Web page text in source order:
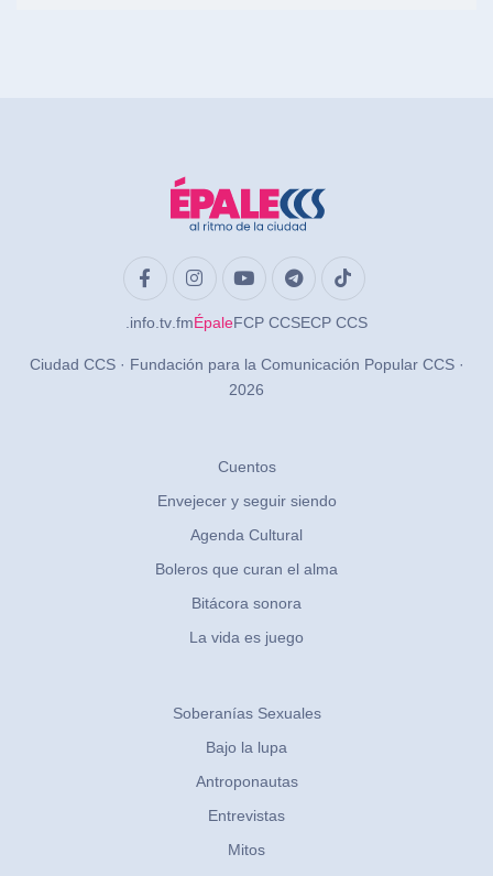
.info .tv .fmÉpaleFCP CCSECP CCS
Ciudad CCS · Fundación para la Comunicación Popular CCS ·
2026
Cuentos
Envejecer y seguir siendo
Agenda Cultural
Boleros que curan el alma
Bitácora sonora
La vida es juego
Soberanías Sexuales
Bajo la lupa
Antroponautas
Entrevistas
Mitos